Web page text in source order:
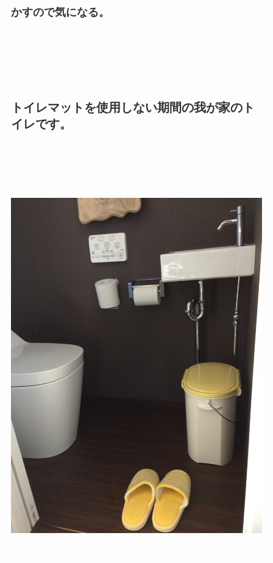
かすので気になる。
トイレマットを使用しない期間の我が家のト
イレです。